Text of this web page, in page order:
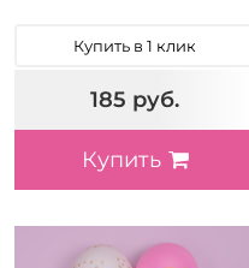
Купить в 1 клик
185 руб.
Купить